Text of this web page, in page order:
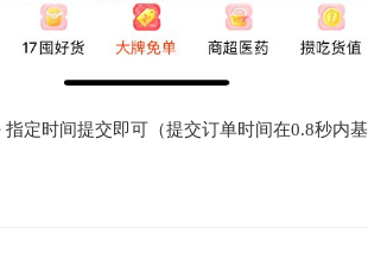
定时间提交即可（提交订单时间在0.8秒内基